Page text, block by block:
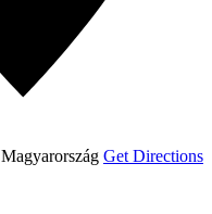
Magyarország Get Directions